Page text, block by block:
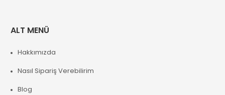
ALT MENÜ
Hakkımızda
Nasıl Sipariş Verebilirim
Blog